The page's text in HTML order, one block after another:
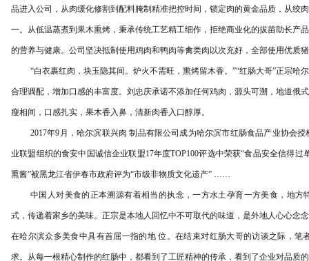
品进入公司，从肉缓化修割到配料腌制精准把控时间，锁定肉的黄金品质，从绞
一。从低温蒸煮到果木熏烤，秉承传统工艺精工细作，拒绝商业化的拔苗助长产
的营养与健康。公司坚决抵制使用鸡肉和鸭肉等禽类肉以次充好，全部使用优质
“白衣裹红肉，块玉隐其间。炉火不需旺，熏烤留木香。”“红肠大哥”正宗
合理调配，增加口感的丰富度。刘忠庆承诺不添加任何鸡肉，源头可溯，地道俄
瘦相间，口感扎实，果木香入鼻，清新肉香入口醇厚。
2017年9月，哈尔滨联兴肉 制品有限公司成为哈尔滨市红肠食品产业协会
业联盟组织的食安中国诚信企业联盟17年度TOP100评选中荣获“食品安全信得
熏酱”被黑龙江省伊春市政府评为“市级非物质文化遗产” ……
中国人对美食的正本溯源有着相当的执念，一方水土孕育一方美食，地方
式，传递着家乡的美味。正宗是本地人回忆中不可取代的味道，是外地人心心念
在哈尔滨众多美食中具有首屈一指的地 位。在结束对红肠大哥的访谈之际，
求。从每一根精心制作的红肠中，都看到了工匠精神的传承，看到了企业对品质